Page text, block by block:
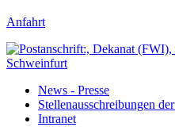
Anfahrt
News - Presse
Stellenausschreibungen
Intranet